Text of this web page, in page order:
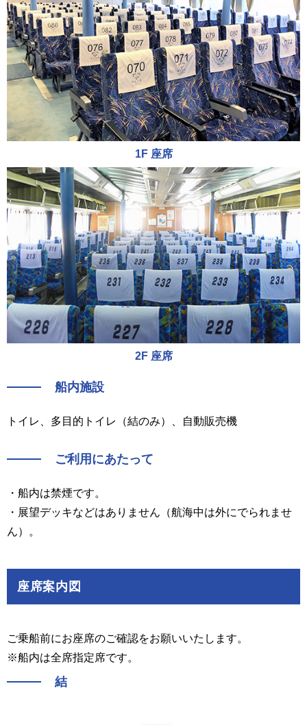
1F 座席
2F 座席
船内施設
トイレ、多目的トイレ（結のみ）、自動販売機
ご利用にあたって
・船内は禁煙です。
・展望デッキなどはありません（航海中は外にでられませ
ん）。
座席案内図
ご乗船前にお座席のご確認をお願いいたします。
※船内は全席指定席です。
結